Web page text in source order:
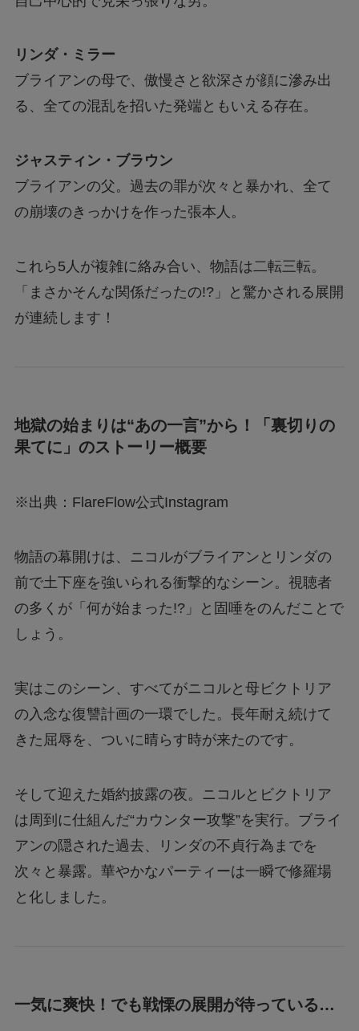
リンダ・ミラー
ブライアンの母で、傲慢さと欲深さが顔に滲み出
る、全ての混乱を招いた発端ともいえる存在。
ジャスティン・ブラウン
ブライアンの父。過去の罪が次々と暴かれ、全て
の崩壊のきっかけを作った張本人。
これら5人が複雑に絡み合い、物語は二転三転。
「まさかそんな関係だったの!?」と驚かされる展開
が連続します！
地獄の始まりは“あの一言”から！「裏切りの
果てに」のストーリー概要
※出典：FlareFlow公式Instagram
物語の幕開けは、ニコルがブライアンとリンダの
前で土下座を強いられる衝撃的なシーン。視聴者
の多くが「何が始まった!?」と固唾をのんだことで
しょう。
実はこのシーン、すべてがニコルと母ビクトリア
の入念な復讐計画の一環でした。長年耐え続けて
きた屈辱を、ついに晴らす時が来たのです。
そして迎えた婚約披露の夜。ニコルとビクトリア
は周到に仕組んだ“カウンター攻撃”を実行。ブライ
アンの隠された過去、リンダの不貞行為までを
次々と暴露。華やかなパーティーは一瞬で修羅場
と化しました。
一気に爽快！でも戦慄の展開が待っている…